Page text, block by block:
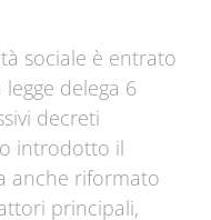
sociale è entrato
delega 6
decreti
introdotto il
anche riformato
principali,